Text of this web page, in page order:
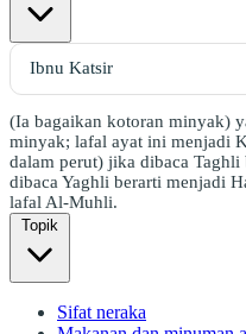
(Ia bagaikan kotoran minyak)
minyak; lafal ayat ini menjadi
dalam perut) jika dibaca
dibaca Yaghli berarti menjadi
lafal Al-Muhli.
Topik
Sifat neraka